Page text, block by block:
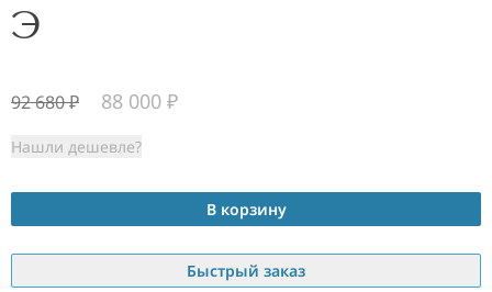
Э
92 680₽ 88 000 ₽
Нашли дешевле?
В корзину
Быстрый заказ